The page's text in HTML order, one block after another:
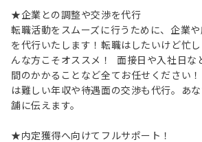
★企業との調整や交渉を代行
転職活動をスムーズに行うために、企業
を代行いたします！転職はしたいけど忙
んな方こそオススメ！ 面接日や入社日な
間のかかることなど全てお任せください
は難しい年収や待遇面の交渉も代行。あ
舗に伝えます。
★内定獲得へ向けてフルサポート！